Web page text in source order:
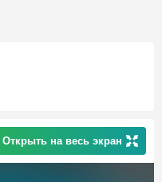
Открыть на весь экран